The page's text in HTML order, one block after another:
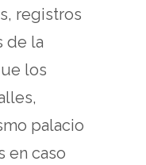
registros
de la
los
palacio
en caso